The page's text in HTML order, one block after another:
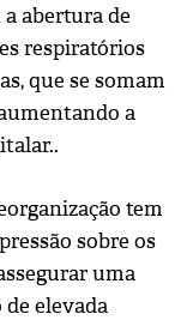
abertura de
respiratórios
que se somam
a
tem
sobre os
uma
elevada